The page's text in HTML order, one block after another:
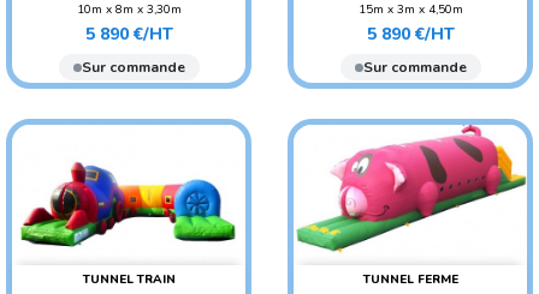
10m x 8m x 3,30m
POIDS : 230 KG
AGE CONSEILLÉ : ENFANT
Prix
5 890 €/HT
Sur commande
15m x 3m x 4,50m
POIDS : 300 KG
AGE CONSEILLÉ : ENFANT
Prix
5 890 €/HT
Sur commande
TUNNEL TRAIN
TUNNEL FERME